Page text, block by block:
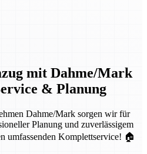
mit Dahme/Mark
& Planung
Dahme/Mark sorgen wir für
Planung und zuverlässigem
umfassenden Komplettservice! 🏠